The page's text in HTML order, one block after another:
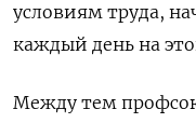
условиям труда,
каждый день на
Между тем